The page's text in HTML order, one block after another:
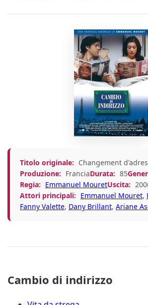
Titolo originale: Changement
Produzione: FranciaDurata: 85
Regia: Emmanuel MouretUscita:
Attori principali: Emmanuel Mouret,
Fanny Valette, Dany Brillant, Ariane
Cambio di indirizzo